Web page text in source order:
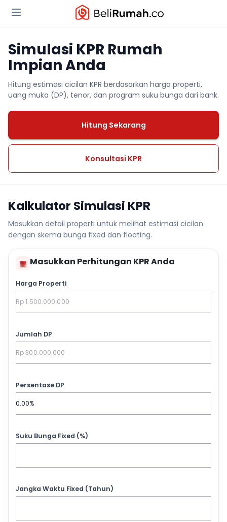
Simulasi KPR Rumah
Impian Anda
Hitung estimasi cicilan KPR berdasarkan harga properti,
uang muka (DP), tenor, dan program suku bunga dari bank.
Hitung Sekarang
Konsultasi KPR
Kalkulator Simulasi KPR
Masukkan detail properti untuk melihat estimasi cicilan
dengan skema bunga fixed dan floating.
▦ Masukkan Perhitungan KPR Anda
Harga Properti
Jumlah DP
Persentase DP
Suku Bunga Fixed (%)
Jangka Waktu Fixed (Tahun)